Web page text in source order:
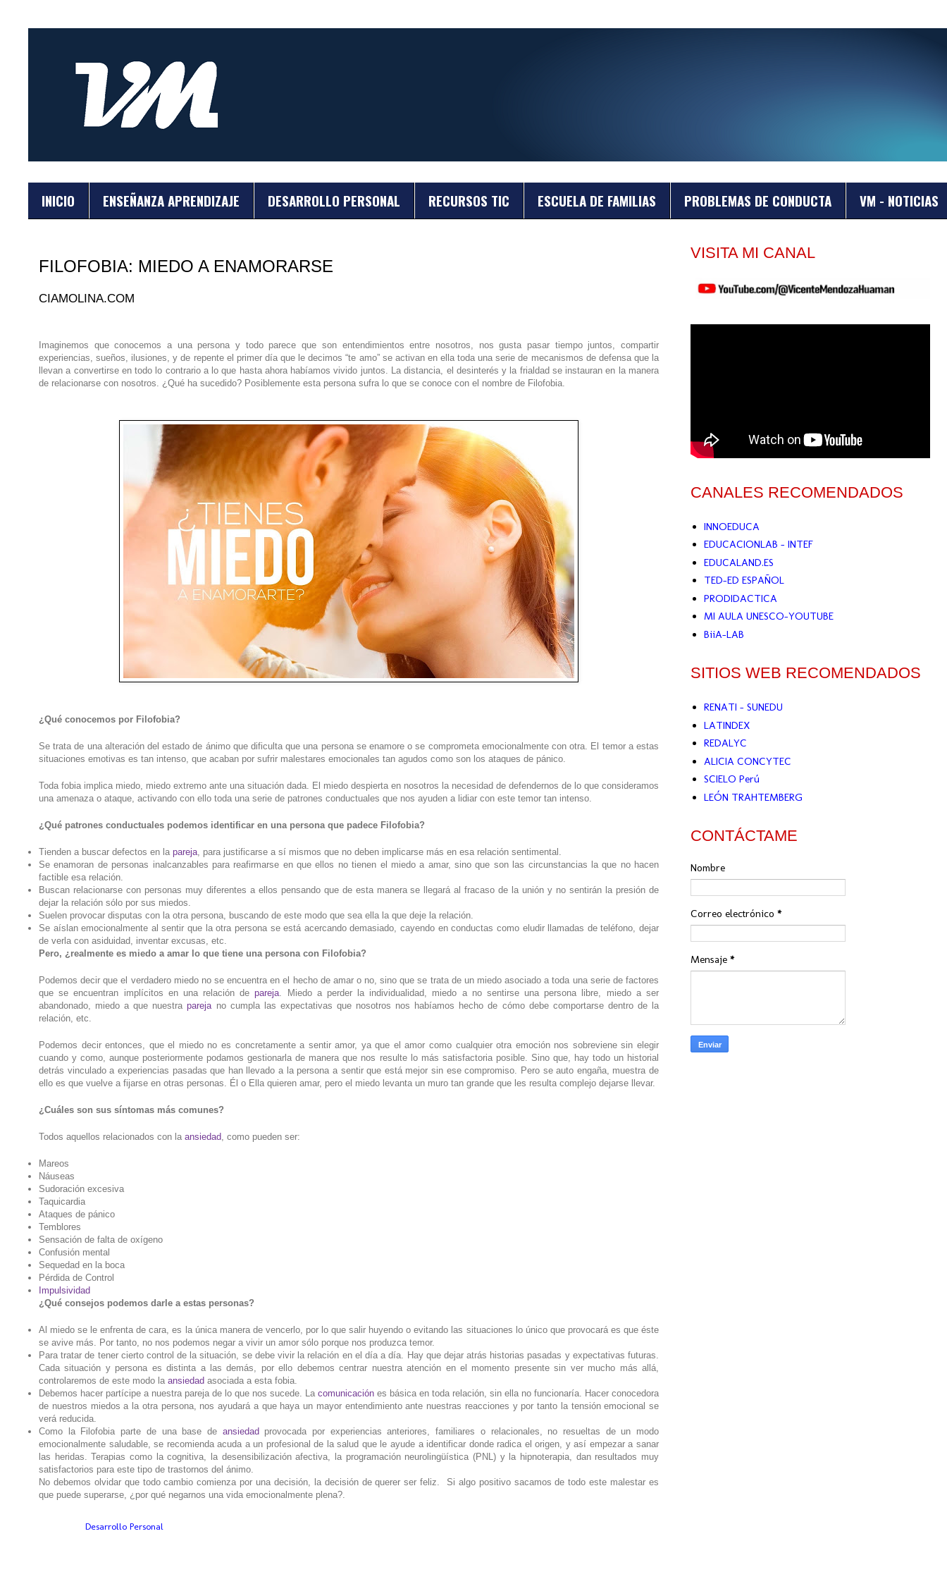
INICIO ENSEÑANZA APRENDIZAJE DESARROLLO PERSONAL RECURSOS TIC ESCUELA DE FAMILIAS PROBLEMAS DE CONDUCTA VM - NOTICIAS
FILOFOBIA: MIEDO A ENAMORARSE
CIAMOLINA.COM
Imaginemos que conocemos a una persona y todo parece que son entendimientos entre nosotros, nos gusta pasar tiempo juntos, compartir
experiencias, sueños, ilusiones, y de repente el primer día que le decimos “te amo” se activan en ella toda una serie de mecanismos de defensa que la
llevan a convertirse en todo lo contrario a lo que hasta ahora habíamos vivido juntos. La distancia, el desinterés y la frialdad se instauran en la manera
de relacionarse con nosotros. ¿Qué ha sucedido? Posiblemente esta persona sufra lo que se conoce con el nombre de Filofobia.
¿Qué conocemos por Filofobia?
Se trata de una alteración del estado de ánimo que dificulta que una persona se enamore o se comprometa emocionalmente con otra. El temor a estas
situaciones emotivas es tan intenso, que acaban por sufrir malestares emocionales tan agudos como son los ataques de pánico.
Toda fobia implica miedo, miedo extremo ante una situación dada. El miedo despierta en nosotros la necesidad de defendernos de lo que consideramos
una amenaza o ataque, activando con ello toda una serie de patrones conductuales que nos ayuden a lidiar con este temor tan intenso.
¿Qué patrones conductuales podemos identificar en una persona que padece Filofobia?
Tienden a buscar defectos en la pareja, para justificarse a sí mismos que no deben implicarse más en esa relación sentimental.
Se enamoran de personas inalcanzables para reafirmarse en que ellos no tienen el miedo a amar, sino que son las circunstancias la que no hacen
factible esa relación.
Buscan relacionarse con personas muy diferentes a ellos pensando que de esta manera se llegará al fracaso de la unión y no sentirán la presión de
dejar la relación sólo por sus miedos.
Suelen provocar disputas con la otra persona, buscando de este modo que sea ella la que deje la relación.
Se aíslan emocionalmente al sentir que la otra persona se está acercando demasiado, cayendo en conductas como eludir llamadas de teléfono, dejar
de verla con asiduidad, inventar excusas, etc.
Pero, ¿realmente es miedo a amar lo que tiene una persona con Filofobia?
Podemos decir que el verdadero miedo no se encuentra en el hecho de amar o no, sino que se trata de un miedo asociado a toda una serie de factores
que se encuentran implícitos en una relación depareja. Miedo a perder la individualidad, miedo a no sentirse una persona libre, miedo a ser
abandonado, miedo a que nuestraparejano cumpla las expectativas que nosotros nos habíamos hecho de cómo debe comportarse dentro de la
relación, etc.
Podemos decir entonces, que el miedo no es concretamente a sentir amor, ya que el amor como cualquier otra emoción nos sobreviene sin elegir
cuando y como, aunque posteriormente podamos gestionarla de manera que nos resulte lo más satisfactoria posible. Sino que, hay todo un historial
detrás vinculado a experiencias pasadas que han llevado a la persona a sentir que está mejor sin ese compromiso. Pero se auto engaña, muestra de
ello es que vuelve a fijarse en otras personas. Él o Ella quieren amar, pero el miedo levanta un muro tan grande que les resulta complejo dejarse llevar.
¿Cuáles son sus síntomas más comunes?
Todos aquellos relacionados con la ansiedad, como pueden ser:
Mareos
Náuseas
Sudoración excesiva
Taquicardia
Ataques de pánico
Temblores
Sensación de falta de oxígeno
Confusión mental
Sequedad en la boca
Pérdida de Control
Impulsividad
¿Qué consejos podemos darle a estas personas?
Al miedo se le enfrenta de cara, es la única manera de vencerlo, por lo que salir huyendo o evitando las situaciones lo único que provocará es que éste
se avive más. Por tanto, no nos podemos negar a vivir un amor sólo porque nos produzca temor.
Para tratar de tener cierto control de la situación, se debe vivir la relación en el día a día. Hay que dejar atrás historias pasadas y expectativas futuras.
Cada situación y persona es distinta a las demás, por ello debemos centrar nuestra atención en el momento presente sin ver mucho más allá,
controlaremos de este modo la ansiedad asociada a esta fobia.
Debemos hacer partícipe a nuestra pareja de lo que nos sucede. La comunicación es básica en toda relación, sin ella no funcionaría. Hacer conocedora
de nuestros miedos a la otra persona, nos ayudará a que haya un mayor entendimiento ante nuestras reacciones y por tanto la tensión emocional se
verá reducida.
Como la Filofobia parte de una base de ansiedad provocada por experiencias anteriores, familiares o relacionales, no resueltas de un modo
emocionalmente saludable, se recomienda acuda a un profesional de la salud que le ayude a identificar donde radica el origen, y así empezar a sanar
las heridas. Terapias como la cognitiva, la desensibilización afectiva, la programación neurolingüística (PNL) y la hipnoterapia, dan resultados muy
satisfactorios para este tipo de trastornos del ánimo.
No debemos olvidar que todo cambio comienza por una decisión, la decisión de querer ser feliz. Si algo positivo sacamos de todo este malestar es
que puede superarse, ¿por qué negarnos una vida emocionalmente plena?.
Desarrollo Personal
VISITA MI CANAL
CANALES RECOMENDADOS
INNOEDUCA
EDUCACIONLAB - INTEF
EDUCALAND.ES
TED-ED ESPAÑOL
PRODIDACTICA
MI AULA UNESCO-YOUTUBE
BiiA-LAB
SITIOS WEB RECOMENDADOS
RENATI - SUNEDU
LATINDEX
REDALYC
ALICIA CONCYTEC
SCIELO Perú
LEÓN TRAHTEMBERG
CONTÁCTAME
Nombre
Correo electrónico *
Mensaje *